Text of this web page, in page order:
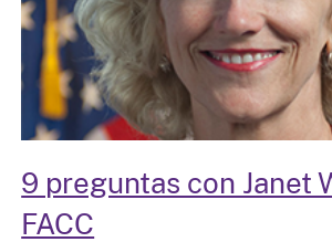
9 preguntas con Janet
FACC